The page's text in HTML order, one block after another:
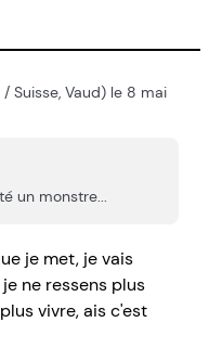
/ Suisse, Vaud) le 8 mai
un monstre...
je met, je vais
ne ressens plus
vivre, ais c'est